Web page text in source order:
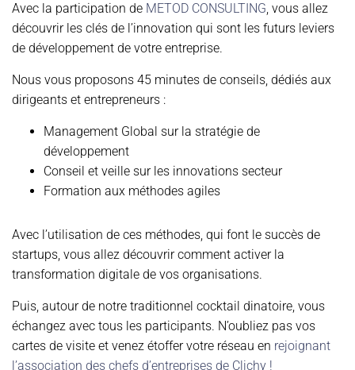
Avec la participation de METOD CONSULTING, vous allez
découvrir les clés de l’innovation qui sont les futurs leviers
de développement de votre entreprise.
Nous vous proposons 45 minutes de conseils, dédiés aux
dirigeants et entrepreneurs :
Management Global sur la stratégie de
développement
Conseil et veille sur les innovations secteur
Formation aux méthodes agiles
Avec l’utilisation de ces méthodes, qui font le succès de
startups, vous allez découvrir comment activer la
transformation digitale de vos organisations.
Puis, autour de notre traditionnel cocktail dinatoire, vous
échangez avec tous les participants. N’oubliez pas vos
cartes de visite et venez étoffer votre réseau en rejoignant
l’association des chefs d’entreprises de Clichy !